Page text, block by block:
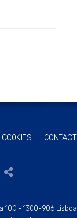
COOKIES
10G · 1300-906 Lisboa